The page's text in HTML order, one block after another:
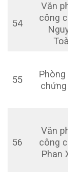
54
Văn
công
55
chứng
56
Văn
công
Phan